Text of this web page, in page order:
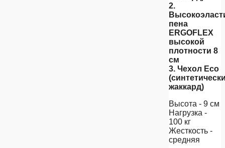
2.
пена
ERGOFLEX
высокой
плотности 8
см
3. Чехол Eco
жаккард)
Высота - 9 см
Нагрузка -
100 кг
Жесткость -
средняя